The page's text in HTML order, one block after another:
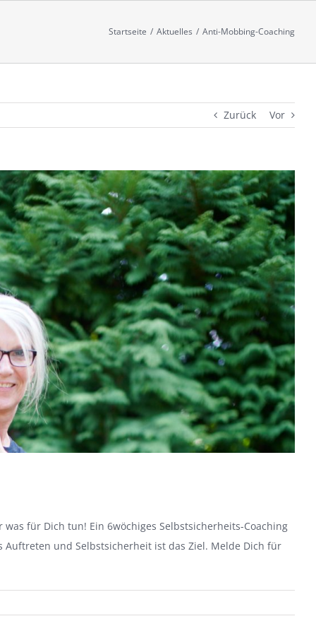
Startseite / Aktuelles / Anti-Mobbing-Coaching
Zurück Vor
für Dich tun! Ein 6wöchiges Selbstsicherheits-Coaching
Auftreten und Selbstsicherheit ist das Ziel. Melde Dich für